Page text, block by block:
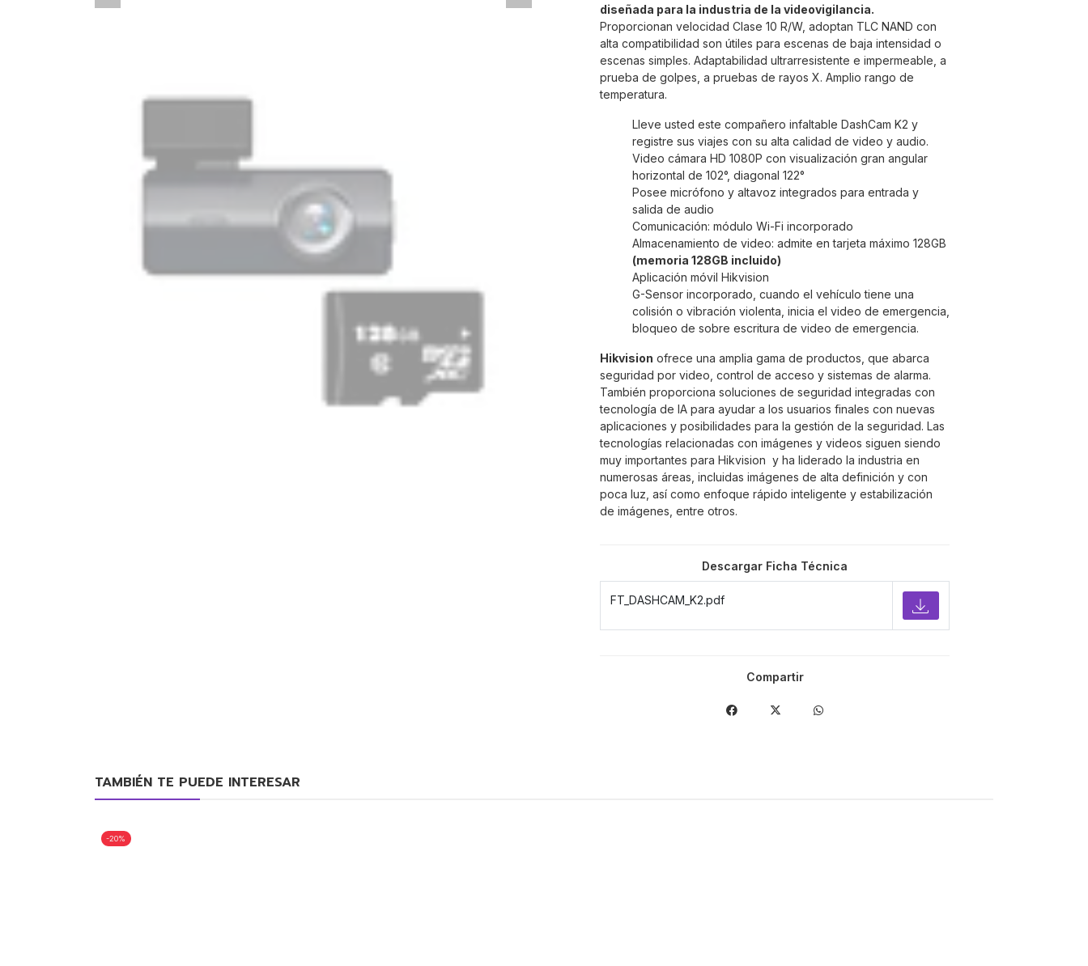
diseñada para la industria de la videovigilancia.
Proporcionan velocidad Clase 10 R/W, adoptan TLC NAND con
alta compatibilidad son útiles para escenas de baja intensidad o
escenas simples. Adaptabilidad ultrarresistente e impermeable, a
prueba de golpes, a pruebas de rayos X. Amplio rango de
temperatura.
Lleve usted este compañero infaltable DashCam K2 y
registre sus viajes con su alta calidad de video y audio.
Video cámara HD 1080P con visualización gran angular
horizontal de 102°, diagonal 122°
Posee micrófono y altavoz integrados para entrada y
salida de audio
Comunicación: módulo Wi-Fi incorporado
Almacenamiento de video: admite en tarjeta máximo 128GB
(memoria 128GB incluido)
Aplicación móvil Hikvision
G-Sensor incorporado, cuando el vehículo tiene una
colisión o vibración violenta, inicia el video de emergencia,
bloqueo de sobre escritura de video de emergencia.
Hikvision ofrece una amplia gama de productos, que abarca
seguridad por video, control de acceso y sistemas de alarma.
También proporciona soluciones de seguridad integradas con
tecnología de IA para ayudar a los usuarios finales con nuevas
aplicaciones y posibilidades para la gestión de la seguridad. Las
tecnologías relacionadas con imágenes y videos siguen siendo
muy importantes para Hikvision y ha liderado la industria en
numerosas áreas, incluidas imágenes de alta definición y con
poca luz, así como enfoque rápido inteligente y estabilización
de imágenes, entre otros.
Descargar Ficha Técnica
FT_DASHCAM_K2.pdf
Compartir
TAMBIÉN TE PUEDE INTERESAR
-20%